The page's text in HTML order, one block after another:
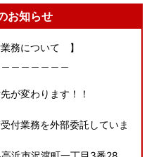
お知らせ
務について 】
が変わります！！
付業務を外部委託していま